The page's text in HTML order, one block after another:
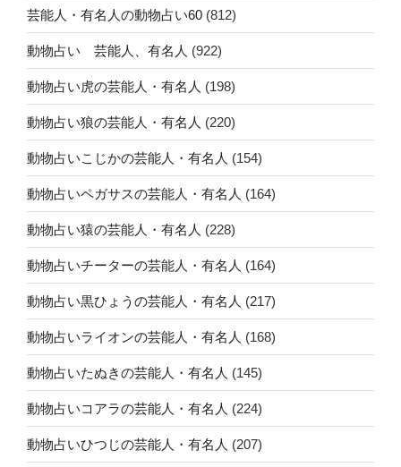
芸能人・有名人の動物占い60 (812)
動物占い 芸能人、有名人 (922)
動物占い虎の芸能人・有名人 (198)
動物占い狼の芸能人・有名人 (220)
動物占いこじかの芸能人・有名人 (154)
動物占いペガサスの芸能人・有名人 (164)
動物占い猿の芸能人・有名人 (228)
動物占いチーターの芸能人・有名人 (164)
動物占い黒ひょうの芸能人・有名人 (217)
動物占いライオンの芸能人・有名人 (168)
動物占いたぬきの芸能人・有名人 (145)
動物占いコアラの芸能人・有名人 (224)
動物占いひつじの芸能人・有名人 (207)